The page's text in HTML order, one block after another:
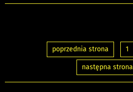
poprzednia strona 1
następna strona